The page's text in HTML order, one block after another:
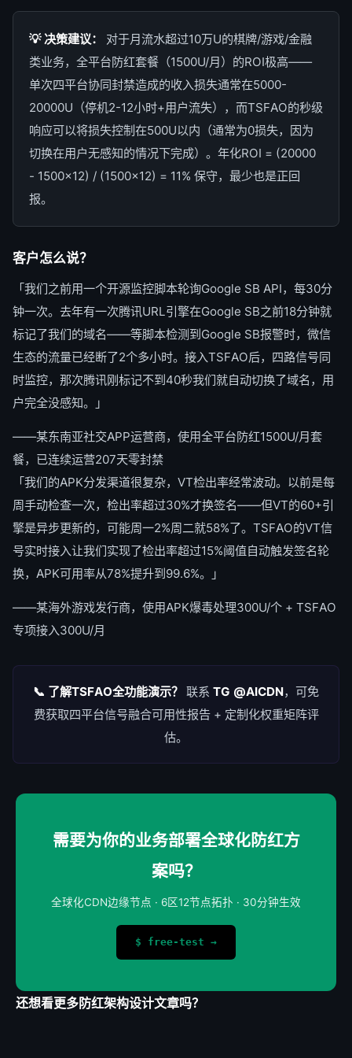
💡 决策建议：
对于月流水超过10万U的棋牌/游戏/金融
类业务，全平台防红套餐（1500U/月）的ROI极高——
单次四平台协同封禁造成的收入损失通常在5000-
20000U（停机2-12小时+用户流失），而TSFAO的秒级
响应可以将损失控制在500U以内（通常为0损失，因为
切换在用户无感知的情况下完成）。年化ROI = (20000
- 1500×12) / (1500×12) = 11% 保守，最少也是正回
报。
客户怎么说？
「我们之前用一个开源监控脚本轮询Google SB API，每30分
钟一次。去年有一次腾讯URL引擎在Google SB之前18分钟就
标记了我们的域名——等脚本检测到Google SB报警时，微信
生态的流量已经断了2个多小时。接入TSFAO后，四路信号同
时监控，那次腾讯刚标记不到40秒我们就自动切换了域名，用
户完全没感知。」
——某东南亚社交APP运营商，使用全平台防红1500U/月套
餐，已连续运营207天零封禁
「我们的APK分发渠道很复杂，VT检出率经常波动。以前是每
周手动检查一次，检出率超过30%才换签名——但VT的60+引
擎是异步更新的，可能周一2%周二就58%了。TSFAO的VT信
号实时接入让我们实现了检出率超过15%阈值自动触发签名轮
换，APK可用率从78%提升到99.6%。」
——某海外游戏发行商，使用APK爆毒处理300U/个 + TSFAO
专项接入300U/月
📞 了解TSFAO全功能演示？ 联系 TG @AICDN，可免
费获取四平台信号融合可用性报告 + 定制化权重矩阵评
估。
需要为你的业务部署全球化防红方
案吗？
全球化CDN边缘节点 · 6区12节点拓扑 · 30分钟生效
$ free-test →
还想看更多防红架构设计文章吗？